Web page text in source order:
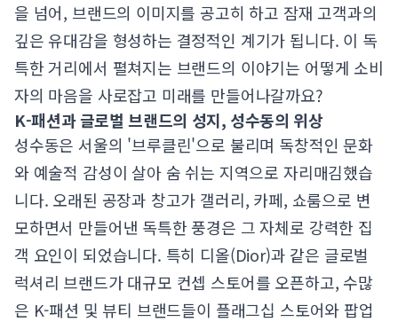
을 넘어, 브랜드의 이미지를 공고히 하고 잠재 고객과의
깊은 유대감을 형성하는 결정적인 계기가 됩니다. 이 독
특한 거리에서 펼쳐지는 브랜드의 이야기는 어떻게 소비
자의 마음을 사로잡고 미래를 만들어나갈까요?
K-패션과 글로벌 브랜드의 성지, 성수동의 위상
성수동은 서울의 '브루클린'으로 불리며 독창적인 문화
와 예술적 감성이 살아 숨 쉬는 지역으로 자리매김했습
니다. 오래된 공장과 창고가 갤러리, 카페, 쇼룸으로 변
모하면서 만들어낸 독특한 풍경은 그 자체로 강력한 집
객 요인이 되었습니다. 특히 디올(Dior)과 같은 글로벌
럭셔리 브랜드가 대규모 컨셉 스토어를 오픈하고, 수많
은 K-패션 및 뷰티 브랜드들이 플래그십 스토어와 팝업